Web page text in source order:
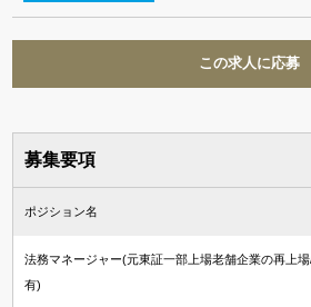
この求人に応募
募集要項
ポジション名
法務マネージャー(元東証一部上場老舗企業の再上
有)